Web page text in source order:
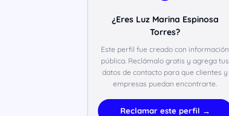
¿Eres Luz Marina Espinosa
Torres?
Este perfil fue creado con información
pública. Reclámalo gratis y agrega tus
datos de contacto para que clientes y
empresas puedan encontrarte.
Reclamar este perfil →